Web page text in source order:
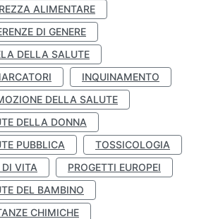
ALIMENTARE
DI GENERE
DELLA SALUTE
INQUINAMENTO
DELLA SALUTE
DELLA DONNA
PUBBLICA
TOSSICOLOGIA
VITA
PROGETTI EUROPEI
DEL BAMBINO
CHIMICHE